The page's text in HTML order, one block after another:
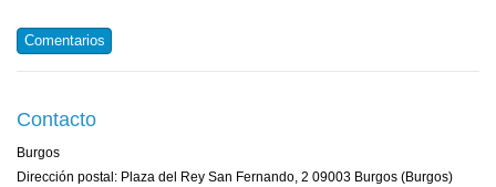
Comentarios
Contacto
Burgos
Dirección postal: Plaza del Rey San Fernando, 2 09003 Burgos (Burgos)